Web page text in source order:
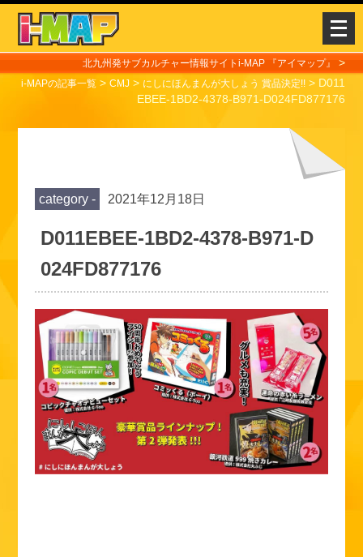
メ
ニ
ュ
ー
を
北九州発サブカルチャー情報サイトi-MAP 『アイマップ』 >
i-MAPの記事一覧> CMJ> にしにほんまんが大しょう 賞品決定!!> D011
EBEE-1BD2-4378-B971-D024FD877176
category - 2021年12月18日
D011EBEE-1BD2-4378-B971-D
024FD877176